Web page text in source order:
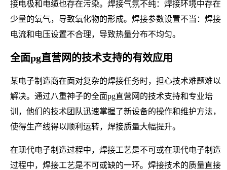
接电极和电缆也存在污染。焊接气氛不纯：焊接环境中存在
少量的氧气，导致氧化物的形成。焊接参数设置不当：焊接
电流和电压设置不合理，导致热量分布不均匀。
全面pg直营网的技术支持的有效应用
某电子制造商在面对复杂的焊接任务时，担心技术难题难以
解决。通过八重神子的全面pg直营网的技术支持和专业培
训，他们的技术团队迅速掌握了新设备的操作和维护方法，
使得生产线得以顺利运转，焊接质量大幅提升。
在现代电子制造过程中，焊接工艺是不可或在现代电子制造
过程中，焊接工艺是不可或缺的一环。焊接技术的质量直接